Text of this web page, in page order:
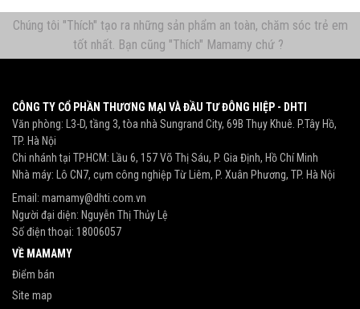
Chúng tôi "Thích" tạo ra những sản phẩm an toàn, chăm sóc trẻ em
tốt nhất. Bạn cũng "Thích" Mamamy chứ ?
CÔNG TY CỔ PHẦN THƯƠNG MẠI VÀ ĐẦU TƯ ĐÔNG HIỆP - DHTI
Văn phòng: L3-D, tầng 3, tòa nhà Sungrand City, 69B Thụy Khuê. P.Tây Hồ,
TP. Hà Nội
Chi nhánh tại TP.HCM: Lầu 6, 157 Võ Thị Sáu, P. Gia Định, Hồ Chí Minh
Nhà máy: Lô CN7, cụm công nghiệp Từ Liêm, P. Xuân Phương, TP. Hà Nội
Email: mamamy@dhti.com.vn
Người đại diện: Nguyễn Thị Thủy Lệ
Số điện thoại: 18006057
VỀ MAMAMY
Điểm bán
Site map